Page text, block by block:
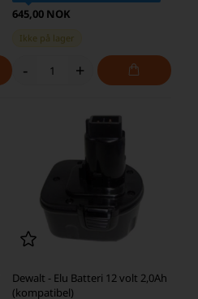
645,00 NOK
Ikke på lager
- +
Dewalt - Elu Batteri 12 volt 2,0Ah
(kompatibel)